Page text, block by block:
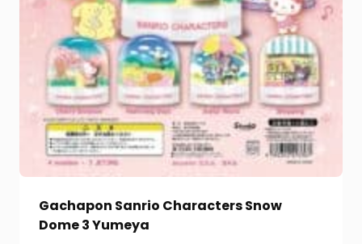
Gachapon Sanrio Characters Snow
Dome 3 Yumeya